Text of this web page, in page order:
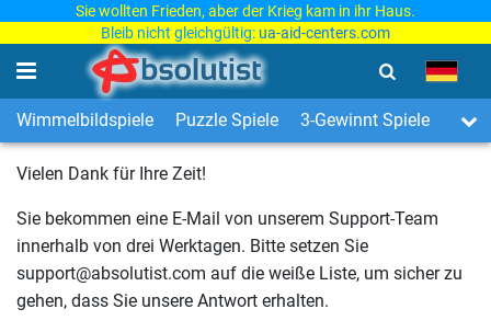
Sie wollten Frieden, aber der Krieg kam in ihr Haus.
Bleib nicht gleichgültig: ua-aid-centers.com
Wimmelbildspiele Puzzle Spiele 3-Gewinnt Spiele
Vielen Dank für Ihre Zeit!
Sie bekommen eine E-Mail von unserem Support-Team
innerhalb von drei Werktagen. Bitte setzen Sie
support@absolutist.com auf die weiße Liste, um sicher zu
gehen, dass Sie unsere Antwort erhalten.